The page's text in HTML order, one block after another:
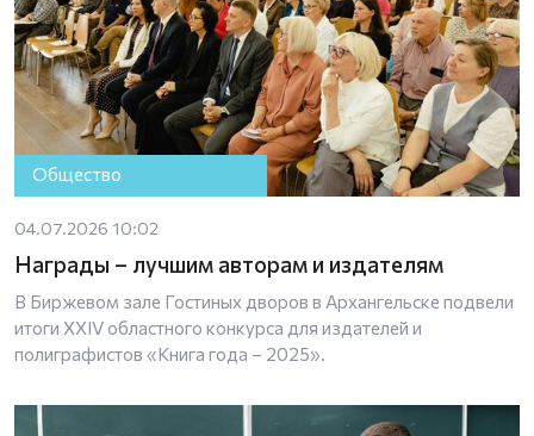
Общество
04.07.2026 10:02
Награды – лучшим авторам и издателям
В Биржевом зале Гостиных дворов в Архангельске подвели
итоги XXIV областного конкурса для издателей и
полиграфистов «Книга года – 2025».